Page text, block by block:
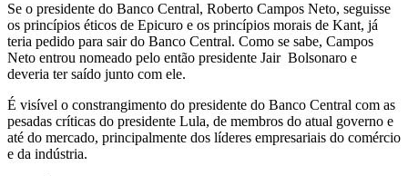
Se o presidente do Banco Central, Roberto Campos Neto, seguisse
os princípios éticos de Epicuro e os princípios morais de Kant, já
teria pedido para sair do Banco Central. Como se sabe, Campos
Neto entrou nomeado pelo então presidente Jair Bolsonaro e
deveria ter saído junto com ele.
É visível o constrangimento do presidente do Banco Central com as
pesadas críticas do presidente Lula, de membros do atual governo e
até do mercado, principalmente dos líderes empresariais do comércio
e da indústria.